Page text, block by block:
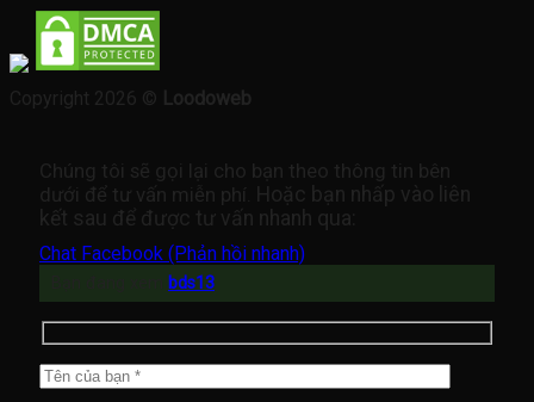
Copyright 2026 © Loodoweb
Chúng tôi sẽ gọi lại cho bạn theo thông tin bên
dưới để tư vấn miễn phí. Hoặc bạn nhấp vào liên
kết sau để được tư vấn nhanh qua:
Chat Facebook (Phản hồi nhanh)
bds13